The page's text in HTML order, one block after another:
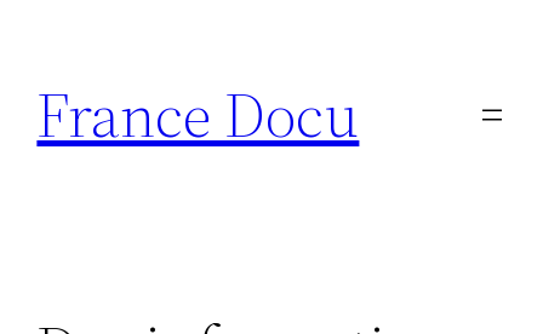
contenu
France Docu